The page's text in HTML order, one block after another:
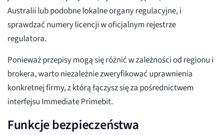
Australii lub podobne lokalne organy regulacyjne, i
sprawdzać numery licencji w oficjalnym rejestrze
regulatora.
Ponieważ przepisy mogą się różnić w zależności od regionu i
brokera, warto niezależnie zweryfikować uprawnienia
konkretnej firmy, z którą łączysz się za pośrednictwem
interfejsu Immediate Primebit.
Funkcje bezpieczeństwa